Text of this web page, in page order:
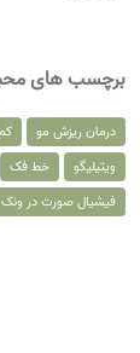
برچسب های
درمان ریزش مو
ویتیلیگو
خط فک
فیشیال صورت در ونک